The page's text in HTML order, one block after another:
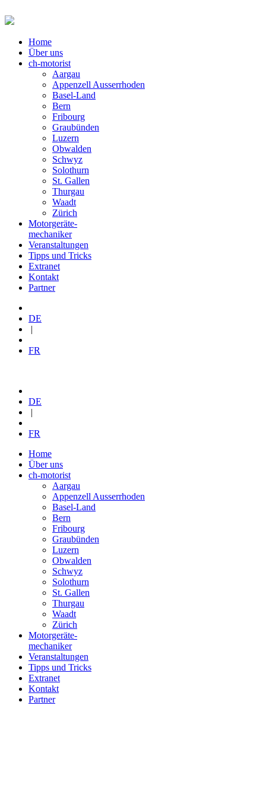
Home
Über uns
ch-motorist
Aargau
Appenzell Ausserrhoden
Basel-Land
Bern
Fribourg
Graubünden
Luzern
Obwalden
Schwyz
Solothurn
St. Gallen
Thurgau
Waadt
Zürich
Motorgeräte-
mechaniker
Veranstaltungen
Tipps und Tricks
Extranet
Kontakt
Partner
DE
|
FR
DE
|
FR
Home
Über uns
ch-motorist
Aargau
Appenzell Ausserrhoden
Basel-Land
Bern
Fribourg
Graubünden
Luzern
Obwalden
Schwyz
Solothurn
St. Gallen
Thurgau
Waadt
Zürich
Motorgeräte-
mechaniker
Veranstaltungen
Tipps und Tricks
Extranet
Kontakt
Partner